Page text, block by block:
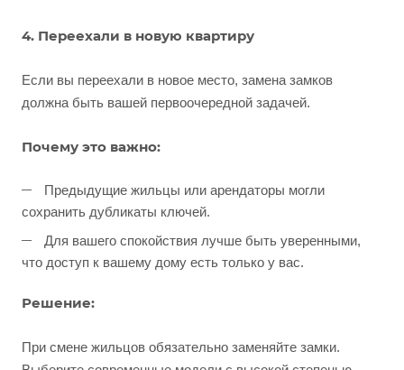
4. Переехали в новую квартиру
Если вы переехали в новое место, замена замков
должна быть вашей первоочередной задачей.
Почему это важно:
Предыдущие жильцы или арендаторы могли
сохранить дубликаты ключей.
Для вашего спокойствия лучше быть уверенными,
что доступ к вашему дому есть только у вас.
Решение:
При смене жильцов обязательно заменяйте замки.